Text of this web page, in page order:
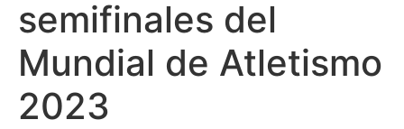
semifinales del
Mundial de Atletismo
2023